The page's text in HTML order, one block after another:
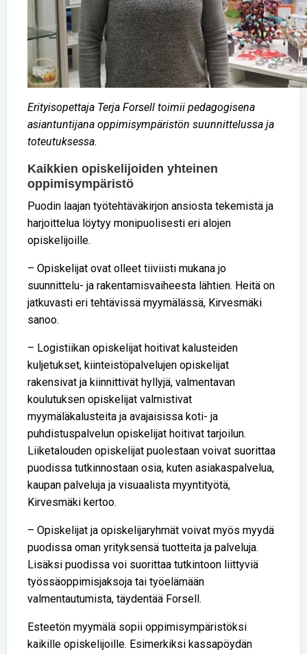
Erityisopettaja Terja Forsell toimii pedagogisena
asiantuntijana oppimisympäristön suunnittelussa ja
toteutuksessa.
Kaikkien opiskelijoiden yhteinen
oppimisympäristö
Puodin laajan työtehtäväkirjon ansiosta tekemistä ja
harjoittelua löytyy monipuolisesti eri alojen
opiskelijoille.
– Opiskelijat ovat olleet tiiviisti mukana jo
suunnittelu- ja rakentamisvaiheesta lähtien. Heitä on
jatkuvasti eri tehtävissä myymälässä, Kirvesmäki
sanoo.
– Logistiikan opiskelijat hoitivat kalusteiden
kuljetukset, kiinteistöpalvelujen opiskelijat
rakensivat ja kiinnittivät hyllyjä, valmentavan
koulutuksen opiskelijat valmistivat
myymäläkalusteita ja avajaisissa koti- ja
puhdistuspalvelun opiskelijat hoitivat tarjoilun.
Liiketalouden opiskelijat puolestaan voivat suorittaa
puodissa tutkinnostaan osia, kuten asiakaspalvelua,
kaupan palveluja ja visuaalista myyntityötä,
Kirvesmäki kertoo.
– Opiskelijat ja opiskelijaryhmät voivat myös myydä
puodissa oman yrityksensä tuotteita ja palveluja.
Lisäksi puodissa voi suorittaa tutkintoon liittyviä
työssäoppimisjaksoja tai työelämään
valmentautumista, täydentää Forsell.
Esteetön myymälä sopii oppimisympäristöksi
kaikille opiskelijoille. Esimerkiksi kassapöydän